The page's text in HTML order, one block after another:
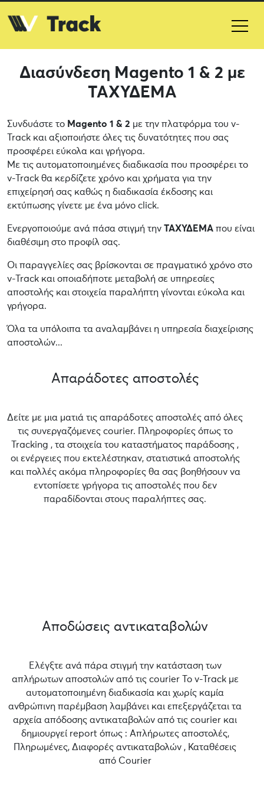
Διασύνδεση Magento 1 & 2 με
ΤΑΧΥΔΕΜΑ
Συνδυάστε το Magento 1 & 2 με την πλατφόρμα του v-
Track και αξιοποιήστε όλες τις δυνατότητες που σας
προσφέρει εύκολα και γρήγορα.
Με τις αυτοματοποιημένες διαδικασία που προσφέρει το
v-Track θα κερδίζετε χρόνο και χρήματα για την
επιχείρησή σας καθώς η διαδικασία έκδοσης και
εκτύπωσης γίνετε με ένα μόνο click.
Ενεργοποιούμε ανά πάσα στιγμή την ΤΑΧΥΔΕΜΑ που είναι
διαθέσιμη στο προφίλ σας.
Οι παραγγελίες σας βρίσκονται σε πραγματικό χρόνο στο
v-Track και οποιαδήποτε μεταβολή σε υπηρεσίες
αποστολής και στοιχεία παραλήπτη γίνονται εύκολα και
γρήγορα.
Όλα τα υπόλοιπα τα αναλαμβάνει η υπηρεσία διαχείρισης
αποστολών...
Απαράδοτες αποστολές
Δείτε με μια ματιά τις απαράδοτες αποστολές από όλες
τις συνεργαζόμενες courier. Πληροφορίες όπως το
Tracking , τα στοιχεία του καταστήματος παράδοσης ,
οι ενέργειες που εκτελέστηκαν, στατιστικά αποστολής
και πολλές ακόμα πληροφορίες θα σας βοηθήσουν να
εντοπίσετε γρήγορα τις αποστολές που δεν
παραδίδονται στους παραλήπτες σας.
Αποδώσεις αντικαταβολών
Ελέγξτε ανά πάρα στιγμή την κατάσταση των
απλήρωτων αποστολών από τις courier Το v-Track με
αυτοματοποιημένη διαδικασία και χωρίς καμία
ανθρώπινη παρέμβαση λαμβάνει και επεξεργάζεται τα
αρχεία απόδοσης αντικαταβολών από τις courier και
δημιουργεί report όπως : Απλήρωτες αποστολές,
Πληρωμένες, Διαφορές αντικαταβολών , Καταθέσεις
από Courier